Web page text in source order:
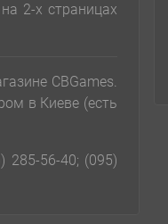
2-х страницах
CBGames.
в Киеве (есть
285-56-40; (095)